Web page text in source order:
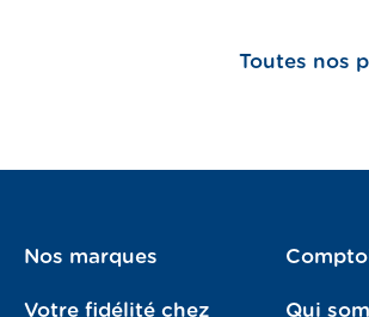
Toutes nos
Nos marques
Votre fidélité chez
Qui